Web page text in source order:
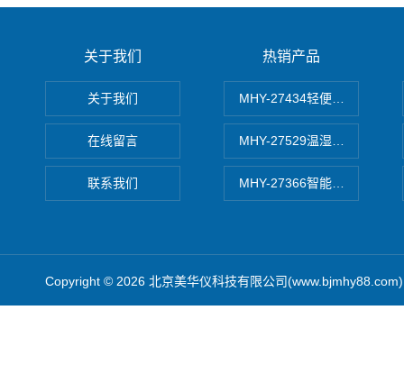
关于我们
关于我们
在线留言
联系我们
热销产品
MHY-27434轻便式自动水质
MHY-27529温湿度记录仪
MHY-27366智能数字微压计
Copyright © 2026 北京美华仪科技有限公司